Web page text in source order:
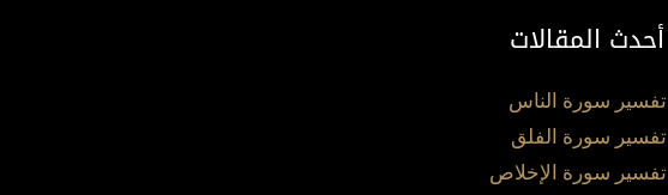
أحدث المقالات
تفسير سورة الناس
تفسير سورة الفلق
تفسير سورة الإخلاص